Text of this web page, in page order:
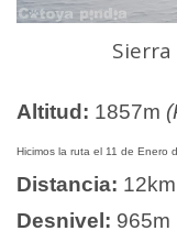
Altitud: 1857m
Hicimos la ruta el 11 de Enero
Distancia: 12km
Desnivel: 965m